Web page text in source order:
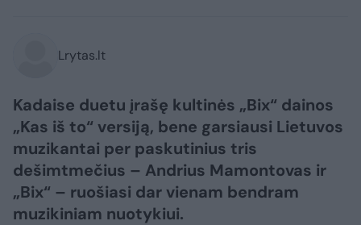
Lrytas.lt
Kadaise duetu įrašę kultinės „Bix“ dainos
„Kas iš to“ versiją, bene garsiausi Lietuvos
muzikantai per paskutinius tris
dešimtmečius – Andrius Mamontovas ir
„Bix“ – ruošiasi dar vienam bendram
muzikiniam nuotykiui.